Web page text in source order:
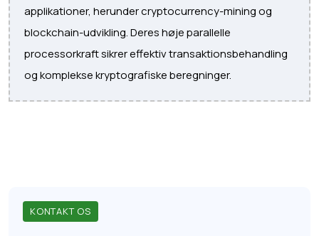
applikationer, herunder cryptocurrency-mining og
blockchain-udvikling. Deres høje parallelle
processorkraft sikrer effektiv transaktionsbehandling
og komplekse kryptografiske beregninger.
KONTAKT OS